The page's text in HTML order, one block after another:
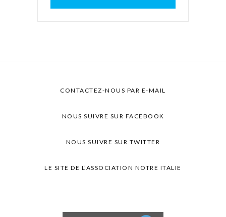
CONTACTEZ-NOUS PAR E-MAIL
NOUS SUIVRE SUR FACEBOOK
NOUS SUIVRE SUR TWITTER
LE SITE DE L’ASSOCIATION NOTRE ITALIE